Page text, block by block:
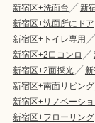
新宿区+洗面台
新
新宿区+洗面所にドア
新宿区+トイレ専用
新宿区+2口コンロ
新宿区+2面採光
新
新宿区+南面リビング
新宿区+リノベーシ
新宿区+フローリング